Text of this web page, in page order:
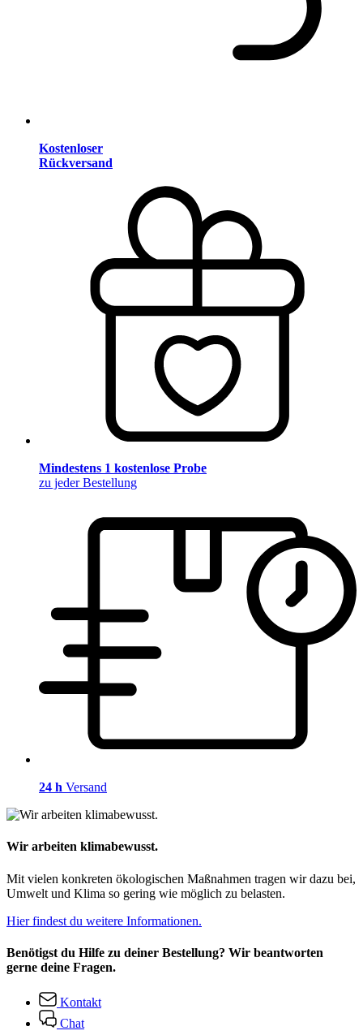
Kostenloser
Rückversand
Mindestens 1 kostenlose Probe
zu jeder Bestellung
24 h Versand
Wir arbeiten klimabewusst.
Mit vielen konkreten ökologischen Maßnahmen tragen wir dazu bei,
Umwelt und Klima so gering wie möglich zu belasten.
Hier findest du weitere Informationen.
Benötigst du Hilfe zu deiner Bestellung? Wir beantworten
gerne deine Fragen.
Kontakt
Chat